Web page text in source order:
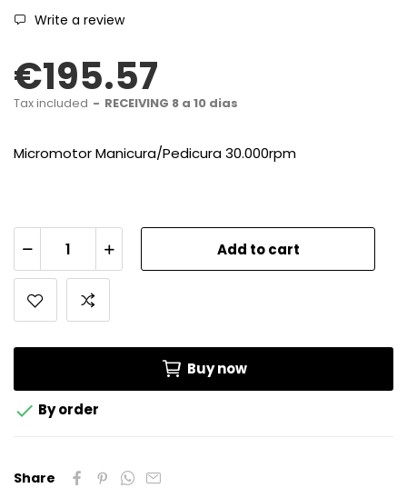
Write a review
€195.57
Tax included RECEIVING 8 a 10 dias
Micromotor Manicura/Pedicura 30.000rpm
Add to cart
Buy now
 By order
Share